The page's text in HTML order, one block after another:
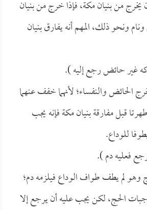
يخرج من بنيان مكة، فإذا خرج من بنيان
ونحو ذلك، المهم أنه يفارق بنيان
غير حائض رجع إليه ).
الحائض والنفساء؛ لأنهما خفف عنهما
قبل مفارقة بنيان مكة فإنه يجب
للوداع.
فعليه دم ).
وهو لم يطف طواف الوداع فيلزمه دم؛
الحج، لكن يجب عليه أن يرجع إلا